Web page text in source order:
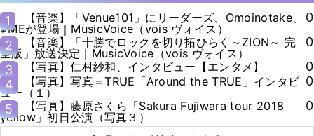
1
【音楽】「Venue101」にリーダーズ、Omoinotake、
≠MEが登場｜MusicVoice（vois ヴォイス）
0
2
【音楽】「十勝でロックを切り拓ひらく～ZION～ 完
全版」放送決定｜MusicVoice（vois ヴォイス）
0
3
【写真】仁村紗和、インタビュー【エンタメ】
0
4
【写真】写真＝TRUE「Around the TRUE」インタビ
ュー（１）
0
5
【写真】藤原さくら「Sakura Fujiwara tour 2018
yellow」初日公演（写真３）
0